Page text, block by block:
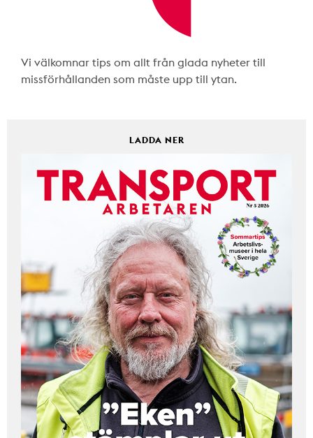
Vi välkomnar tips om allt från glada nyheter till
missförhållanden som måste upp till ytan.
LADDA NER